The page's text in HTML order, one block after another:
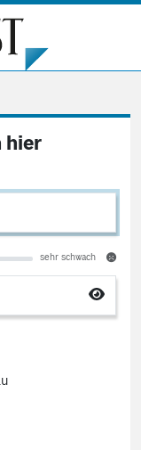
hier
sehr schwach